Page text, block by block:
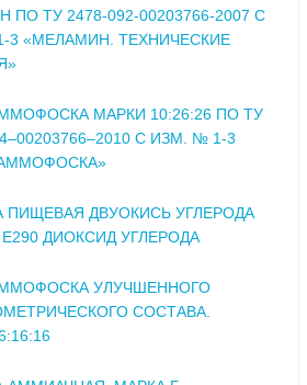
ПО ТУ 2478-092-00203766-2007 С
3 «МЕЛАМИН. ТЕХНИЧЕСКИЕ
МАРКИ 10:26:26 ПО ТУ
С ИЗМ. № 1-3
ПИЩЕВАЯ ДВУОКИСЬ УГЛЕРОДА
ДИОКСИД УГЛЕРОДА
УЛУЧШЕННОГО
СОСТАВА.